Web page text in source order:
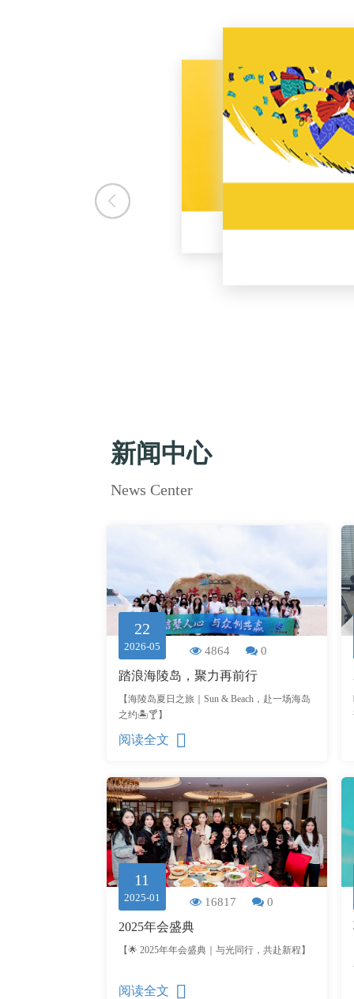
Walmart
新闻中心
News Center
22
2026-05 4864 0
踏浪海陵岛，聚力再前行
【海陵岛夏日之旅｜Sun & Beach，赴一场海岛
之约🏝🍸】
阅读全文
11
2025-01 16817 0
2025年会盛典
【🌟 2025年年会盛典｜与光同行，共赴新程】
阅读全文